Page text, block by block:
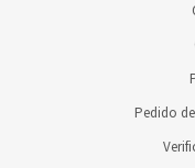
Pedido